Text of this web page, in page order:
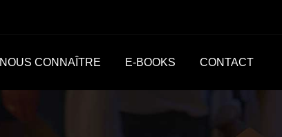
NOUS CONNAÎTRE E-BOOKS CONTACT